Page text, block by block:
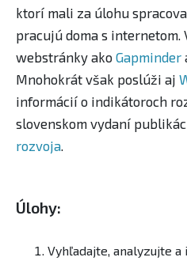
ktorí mali za úlohu
pracujú doma s internetom.
webstránky ako Gapminder
Mnohokrát však poslúži aj
informácií o indikátoroch
slovenskom vydaní
rozvoja.
Úlohy:
Vyhľadajte, analyzujte